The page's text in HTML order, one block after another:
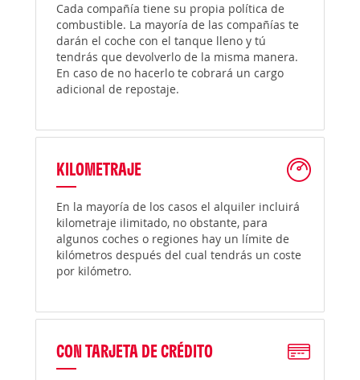
Cada compañía tiene su propia política de
combustible. La mayoría de las compañías te
darán el coche con el tanque lleno y tú
tendrás que devolverlo de la misma manera.
En caso de no hacerlo te cobrará un cargo
adicional de repostaje.
KILOMETRAJE
En la mayoría de los casos el alquiler incluirá
kilometraje ilimitado, no obstante, para
algunos coches o regiones hay un límite de
kilómetros después del cual tendrás un coste
por kilómetro.
CON TARJETA DE CRÉDITO